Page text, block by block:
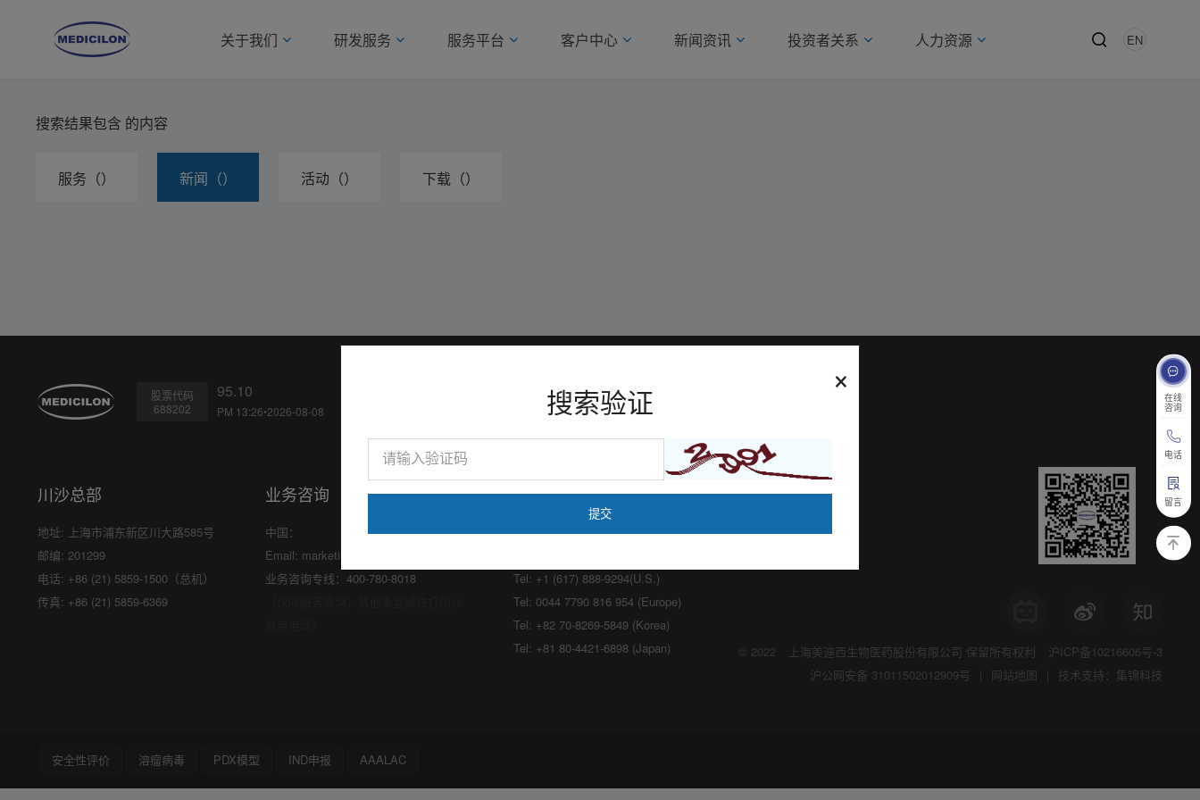
关于我们 研发服务 服务平台 客户中心 新闻资讯 投资者关系 人力资源 EN
在线
咨询
电话
留言
搜索结果包含 的内容
服务（） 新闻（） 活动（） 下载（）
股票代码
688202
95.10
PM 13:26•2026-08-08
川沙总部
地址: 上海市浦东新区川大路585号
邮编: 201299
电话: +86 (21) 5859-1500（总机）
传真: +86 (21) 5859-6369
业务咨询
中国：
Email: marketing@medicilon.com
业务咨询专线：400-780-8018
海外：
Tel: +1 (617) 888-9294(U.S.)
Tel: 0044 7790 816 954 (Europe)
Tel: +82 70-8269-5849 (Korea)
Tel: +81 80-4421-6898 (Japan)
© 2022 上海美迪西生物医药股份有限公司 保留所有权利
沪ICP备10216606号-3
沪公网安备 31011502012909号
| 网站地图 | 技术支持：集锦科技
安全性评价 溶瘤病毒 PDX模型 IND申报 AAALAC
×
搜索验证